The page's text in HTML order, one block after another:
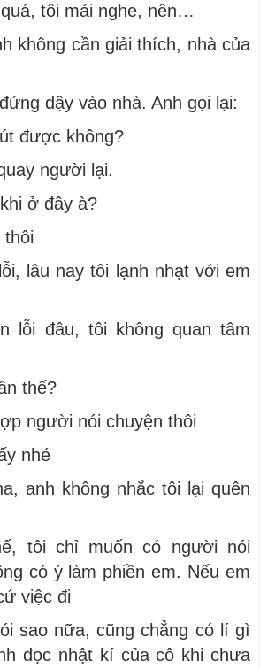
tôi mải nghe, nên…
không cần giải thích, nhà của
dậy vào nhà. Anh gọi lại:
được không?
người lại.
ở đây à?
thôi
lâu nay tôi lạnh nhạt với em
lỗi đâu, tôi không quan tâm
thế?
người nói chuyện thôi
nhé
anh không nhắc tôi lại quên
tôi chỉ muốn có người nói
có ý làm phiền em. Nếu em
việc đi
sao nữa, cũng chẳng có lí gì
đọc nhật kí của cô khi chưa